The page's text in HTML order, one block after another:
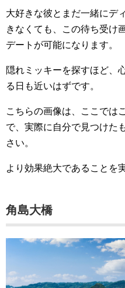
大好きな彼とまだ一緒にデ
きなくても、この待ち受け
デートが可能になります。
隠れミッキーを探すほど、
る日も近いはずです。
こちらの画像は、ここでは
で、実際に自分で見つけた
さい。
より効果絶大であることを
角島大橋